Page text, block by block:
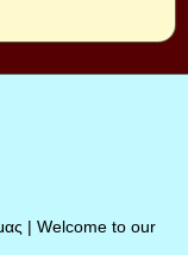
| Welcome to our